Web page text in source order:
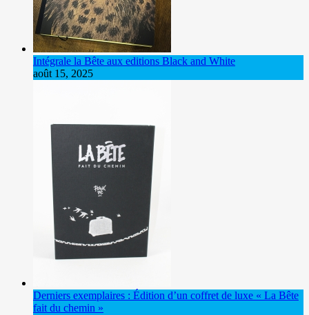
Intégrale la Bête aux editions Black and White
août 15, 2025
Derniers exemplaires : Édition d’un coffret de luxe « La Bête
fait du chemin »